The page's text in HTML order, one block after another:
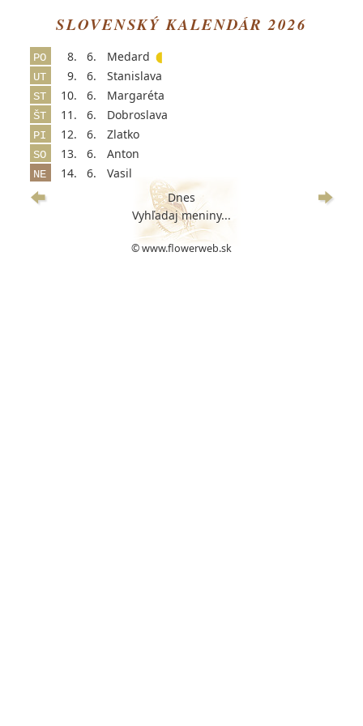
SLOVENSKÝ KALENDÁR 2026
PO 8. 6. Medard
UT 9. 6. Stanislava
ST 10. 6. Margaréta
ŠT 11. 6. Dobroslava
PI 12. 6. Zlatko
SO 13. 6. Anton
NE 14. 6.
Vasil
Dnes
Vyhľadaj meniny...
© www.flowerweb.sk